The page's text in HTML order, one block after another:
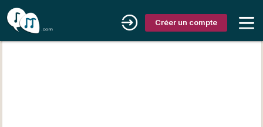
Créer un compte